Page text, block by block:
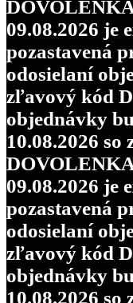
09.08.2026 je
pozastavená
odosielaní
zľavový kód
objednávky
10.08.2026
09.08.2026 je
pozastavená
odosielaní
zľavový kód
objednávky
10.08.2026